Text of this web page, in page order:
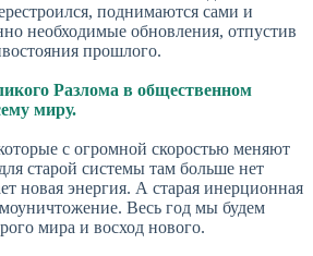
поднимаются сами и
необходимые обновления, отпустив
прошлого.
Разлома в общественном
миру.
с огромной скоростью меняют
старой системы там больше нет
новая энергия. А старая инерционная
Весь год мы будем
мира и восход нового.